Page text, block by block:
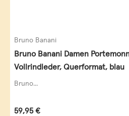
Bruno Banani
Bruno Banani Damen
Vollrindleder, Querformat, blau
Bruno...
Regulärer Preis:
59,95 €